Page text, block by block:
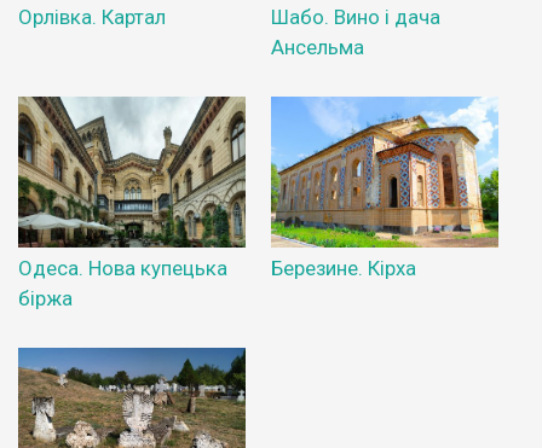
Орлівка. Картал
Шабо. Вино і дача
Ансельма
Одеса. Нова купецька
біржа
Березине. Кірха